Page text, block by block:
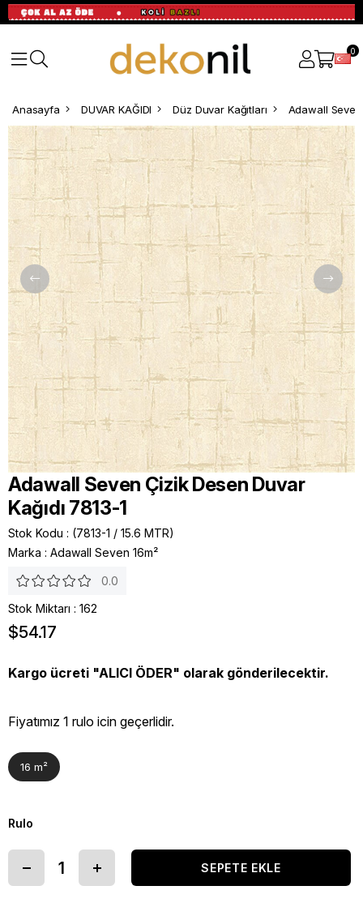
0
Anasayfa DUVAR KAĞIDI Düz Duvar Kağıtları Adawall Seven
Adawall Seven Çizik Desen Duvar
Kağıdı 7813-1
Stok Kodu
(7813-1 / 15.6 MTR)
Marka : Adawall Seven 16m²
0.0
Stok Miktarı : 162
$54.17
Kargo ücreti "ALICI ÖDER" olarak gönderilecektir.
Fiyatımız 1 rulo icin geçerlidir.
16 m²
Rulo